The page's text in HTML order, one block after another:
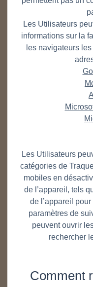
Les Utilisateurs
informations sur la
les navigateurs
Les Utilisateurs
catégories de
mobiles en
de l’appareil, tels
de l’appareil
paramètres de
peuvent ouvrir
rechercher
Comment